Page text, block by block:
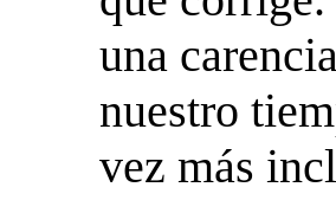
una
nuestro
vez más